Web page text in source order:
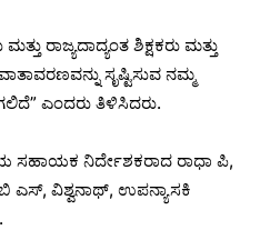
ರಾಜ್ಯದಾದ್ಯಂತ ಶಿಕ್ಷಕರು ಮತ್ತು
ಸೃಷ್ಟಿಸುವ ನಮ್ಮ
ಎಂದರು ತಿಳಿಸಿದರು.
ನಿರ್ದೇಶಕರಾದ ರಾಧಾ ಪಿ,
ಎಸ್, ವಿಶ್ವನಾಥ್, ಉಪನ್ಯಾಸಕಿ